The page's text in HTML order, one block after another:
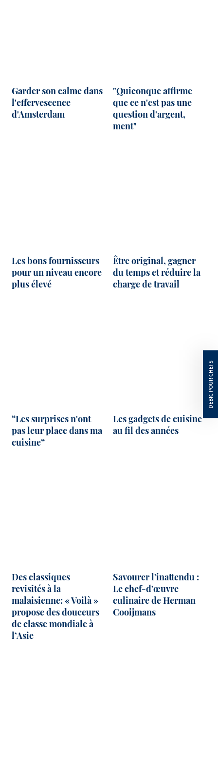
Garder son calme dans
l'effervescence
d'Amsterdam
"Quiconque affirme
que ce n'est pas une
question d'argent,
ment"
Les bons fournisseurs
pour un niveau encore
plus élevé
Être original, gagner
du temps et réduire la
charge de travail
“Les surprises n'ont
pas leur place dans ma
cuisine”
Les gadgets de cuisine
au fil des années
Des classiques
revisités à la
malaisienne: « Voilà »
propose des douceurs
de classe mondiale à
l’Asie
Savourer l'inattendu :
Le chef-d'œuvre
culinaire de Herman
Cooijmans